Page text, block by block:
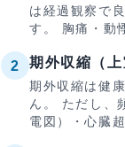
は経過観察で
す。 胸痛・動
2 期外収縮（上
期外収縮は健
ん。 ただし、
電図）・心臓